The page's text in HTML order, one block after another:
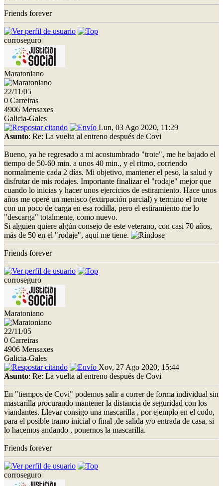
Friends forever
corroseguro
Maratoniano
22/11/05
0 Carreiras
4906 Mensaxes
Galicia-Gales
Lun, 03 Ago 2020, 11:29
Asunto: Re: La vuelta al entreno después de Covi
Bueno, ya he regresado a mi acostumbrado "trote", me he bajado el
tiempo de 50-60 min. a unos 40 min., y el ritmo, corriendo
normalmente cada 2 días. Mi objetivo, mantener el peso, la salud y
disfrutar de mis rodajes. Importante finalizar el "rodaje" mejor que
cuando lo inicias y hacer unos ejercicios de estiramiento. Hace unos
años me operé un menisco (extirpación parcial) y termino el trote
con un poco de carga en esa rodilla, pero el estiramiento me lo
"descarga" totalmente, como nuevo.
Si alguien quiere algún consejo de este veterano, con casi 70 años,
más de 50 en el "rodaje", aquí me tiene.
Friends forever
corroseguro
Maratoniano
22/11/05
0 Carreiras
4906 Mensaxes
Galicia-Gales
Xov, 27 Ago 2020, 15:44
Asunto: Re: La vuelta al entreno después de Covi
En "tiempos de Covi" podemos salir a correr de forma individual sin
mascarilla procurando mantener la distancia de seguridad con los
viandantes. Llevar consigo una mascarilla , por ejemplo en el codo,
para el posible tramo inicial o final ,de salida y/o entrada de casa, si
lo hacemos andando , ponernos la mascarilla.
Friends forever
corroseguro